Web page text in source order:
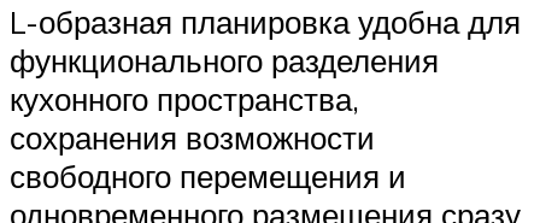
L-образная планировка удобна для
функционального разделения
кухонного пространства,
сохранения возможности
свободного перемещения и
одновременного размещения сразу